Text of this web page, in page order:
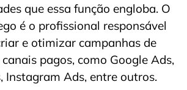
que essa função engloba. O
é o profissional responsável
e otimizar campanhas de
pagos, como Google Ads,
Instagram Ads, entre outros.